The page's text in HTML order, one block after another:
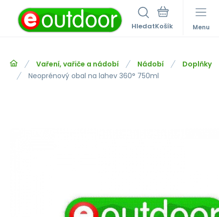
Hledat Menu
Vaření, vařiče a nádobí Nádobí
Doplňky
Neoprénový obal na lahev 360° 750ml